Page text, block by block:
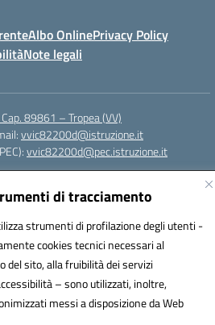
di tracciamento
strumenti di profilazione degli utenti -
cookies tecnici necessari al
sito, alla fruibilità dei servizi
– sono utilizzati, inoltre,
messi a disposizione da Web
Albo OnlinePrivacy Policy
Note legali
89861 – Tropea (VV)
vvic82200d@istruzione.it
vvic82200d@pec.istruzione.it
(IPA): istsc_vvic82200d
UFUKAE
by 3D Solution S.r.l.
by Designers Italia